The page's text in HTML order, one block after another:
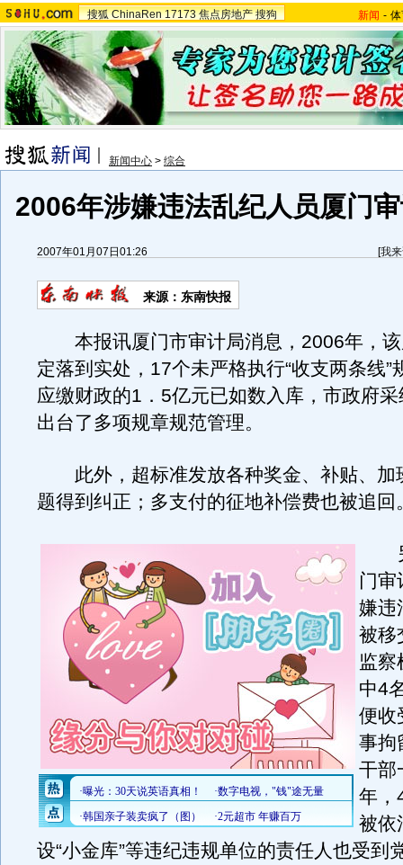
搜狐 ChinaRen 17173 焦点房地产 搜狗 新闻 -
新闻中心 > 综合
2006年涉嫌违法乱纪人员厦门
2007年01月07日01:26 [我
来源：东南快报
本报讯厦门市审计局消息，2006年，该
定落到实处，17个未严格执行“收支两条线”
应缴财政的1．5亿元已如数入库，市政府
出台了多项规章规范管理。
此外，超标准发放各种奖金、补贴、加
题得到纠正；多支付的征地补偿费也被追回
另
门审
嫌违
被移
监察
中4
便收
事拘
干部
年，
被依
设“小金库”等违纪违规单位的责任人也受到